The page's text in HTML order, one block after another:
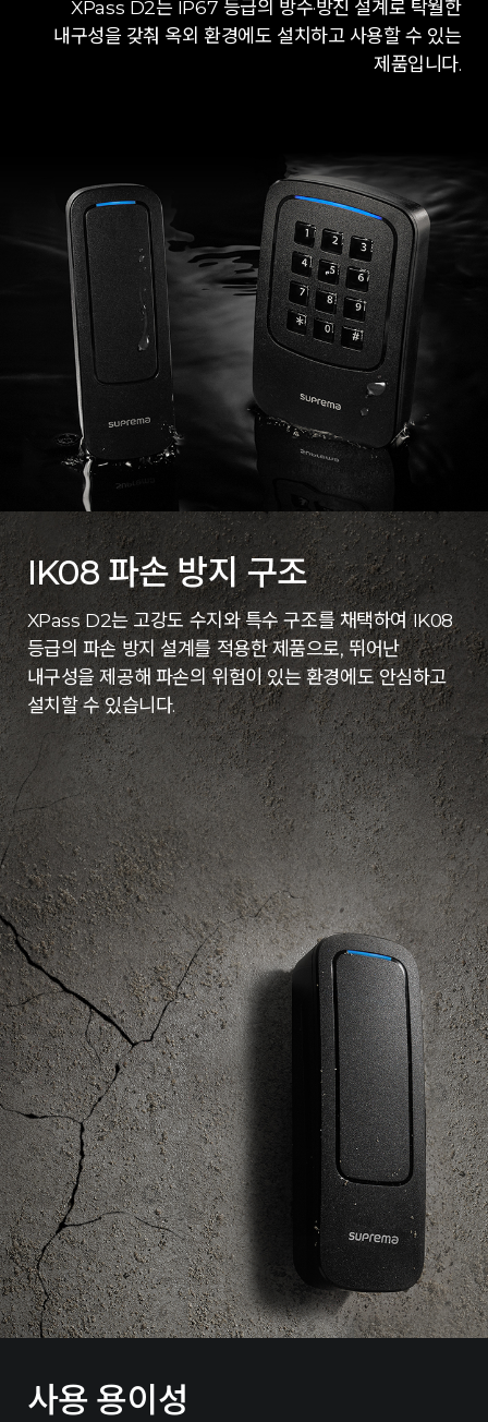
XPass D2는 IP67 등급의 방수·방진 설계로 탁월한
내구성을 갖춰 옥외 환경에도 설치하고 사용할 수 있는
제품입니다.
IK08 파손 방지 구조
XPass D2는 고강도 수지와 특수 구조를 채택하여 IK08
등급의 파손 방지 설계를 적용한 제품으로, 뛰어난
내구성을 제공해 파손의 위험이 있는 환경에도 안심하고
설치할 수 있습니다.
사용 용이성